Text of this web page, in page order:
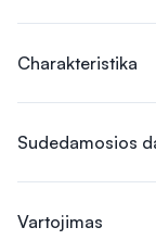
Charakteristika
Sudedamosios
Vartojimas